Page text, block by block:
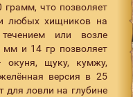
грамм, что позволяет
любых хищников на
или возле
и 14 гр позволяет
щуку, кумжу,
версия в 25
ловли на глубине